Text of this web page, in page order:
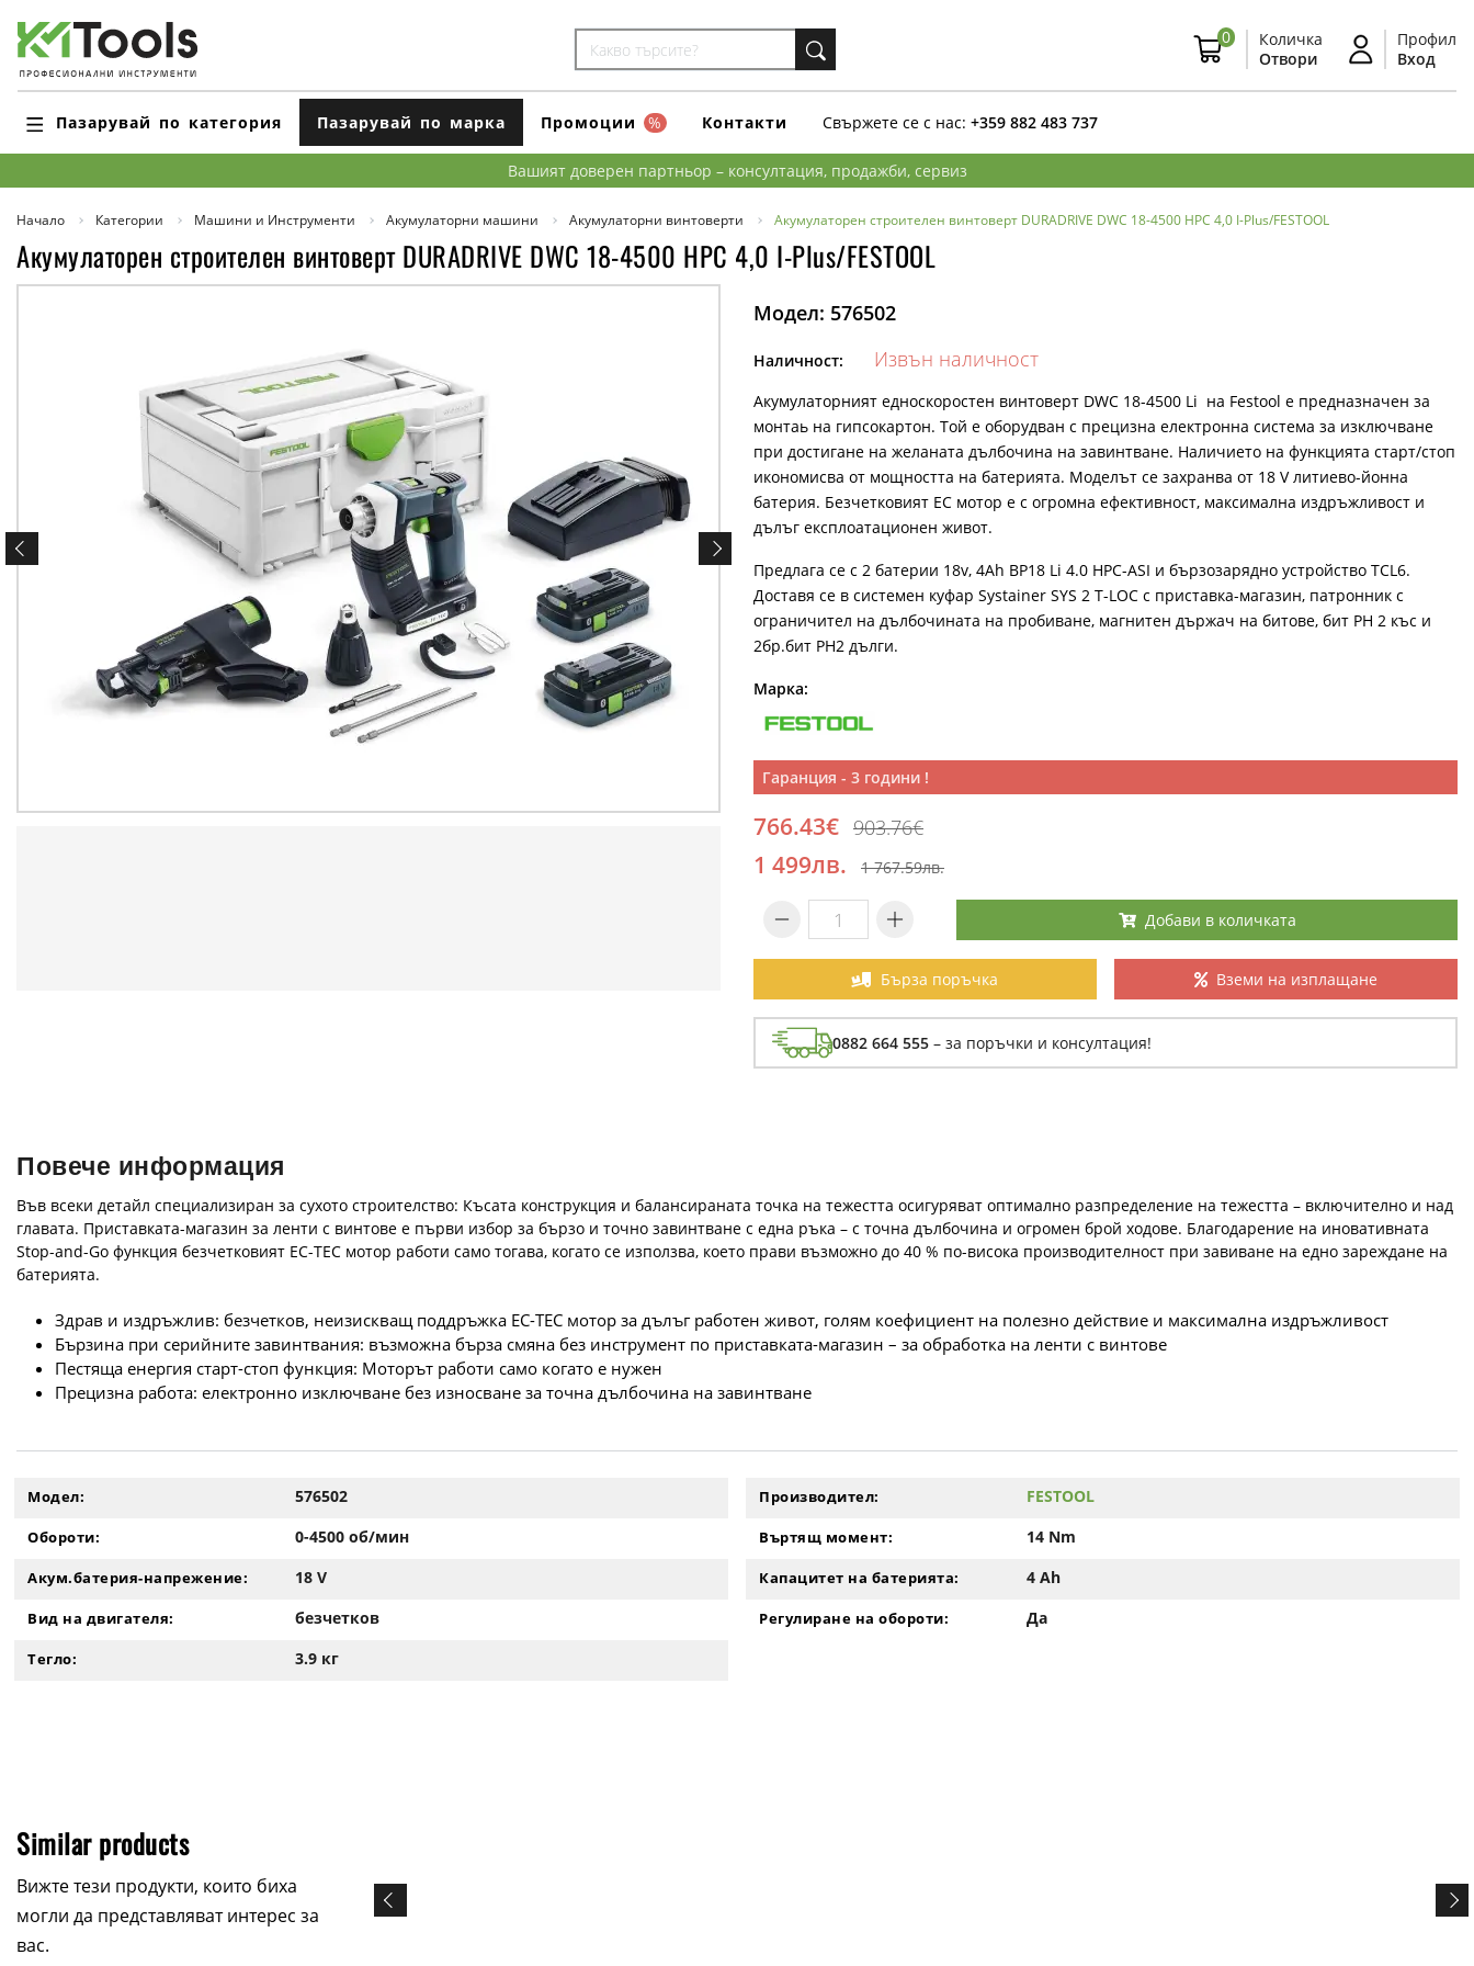
0
Количка
Отвори
Профил
Вход
Пазарувай по категория Пазарувай по марка Промоции % Контакти Свържете се с нас: +359 882 483 737
Вашият доверен партньор – консултация, продажби, сервиз
Начало Категории Машини и Инструменти Акумулаторни машини Акумулаторни винтоверти Акумулаторен строителен винтовeрт DURADRIVE DWC 18-4500 HPC 4,0 I-Plus/FESTOOL
Акумулаторен строителен винтовeрт DURADRIVE DWC 18-4500 HPC 4,0 I-Plus/FESTOOL
Модел: 576502
Наличност: Извън наличност
Акумулаторният едноскоростен винтоверт DWC 18-4500 Li на Festool е предназначен за
монтаь на гипсокартон. Той е оборудван с прецизна електронна система за изключване
при достигане на желаната дълбочина на завинтване. Наличието на функцията старт/стоп
икономисва от мощността на батерията. Моделът се захранва от 18 V литиево-йонна
батерия. Безчетковият EC мотор е с огромна ефективност, максимална издръжливост и
дълъг експлоатационен живот.
Предлага се с 2 батерии 18v, 4Ah BP18 Li 4.0 HPC-ASI и бързозарядно устройство TCL6.
Доставя се в системен куфар Systainer SYS 2 T-LOC с приставка-магазин, патронник с
ограничител на дълбочината на пробиване, магнитен държач на битове, бит PH 2 къс и
2бр.бит РН2 дълги.
Марка:
Гаранция - 3 години !
766.43€ 903.76€
1 499лв. 1 767.59лв.
Добави в количката
Бърза поръчка Вземи на изплащане
0882 664 555 – за поръчки и консултация!
Повече информация
Във всеки детайл специализиран за сухото строителство: Късата конструкция и балансираната точка на тежестта осигуряват оптимално разпределение на тежестта – включително и над
главата. Приставката-магазин за ленти с винтове е първи избор за бързо и точно завинтване с една ръка – с точна дълбочина и огромен брой ходове. Благодарение на иновативната
Stop-and-Go функция безчетковият EC-TEC мотор работи само тогава, когато се използва, което прави възможно до 40 % по-висока производителност при завиване на едно зареждане на
батерията.
Здрав и издръжлив: безчетков, неизискващ поддръжка EC-TEC мотор за дълъг работен живот, голям коефициент на полезно действие и максимална издръжливост
Бързина при серийните завинтвания: възможна бърза смяна без инструмент по приставката-магазин – за обработка на ленти с винтове
Пестяща енергия старт-стоп функция: Моторът работи само когато е нужен
Прецизна работа: електронно изключване без износване за точна дълбочина на завинтване
Модел: 576502 Производител: FESTOOL
Обороти: 0-4500 об/мин Въртящ момент: 14 Nm
Акум.батерия-напрежение: 18 V Капацитет на батерията: 4 Ah
Вид на двигателя: безчетков Регулиране на обороти: Да
Тегло: 3.9 кг
Similar products
Вижте тези продукти, които биха
могли да представляват интерес за
вас.